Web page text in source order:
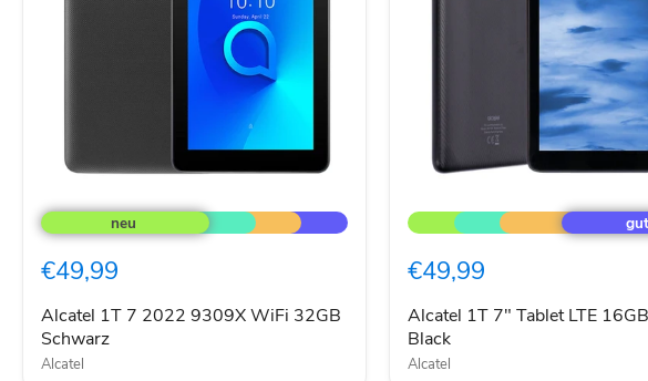
1T
7
9309X
32GB
Schwarz
€49,99
Alcatel 1T 7 2022 9309X WiFi 32GB
Schwarz
Alcatel
1T
7"
LTE
Prime
Black
€49,99
Alcatel 1T 7" Tablet LTE
Black
Alcatel